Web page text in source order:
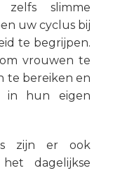
zelfs slimme
uw cyclus bij
te begrijpen.
vrouwen te
te bereiken en
in hun eigen
zijn er ook
dagelijkse